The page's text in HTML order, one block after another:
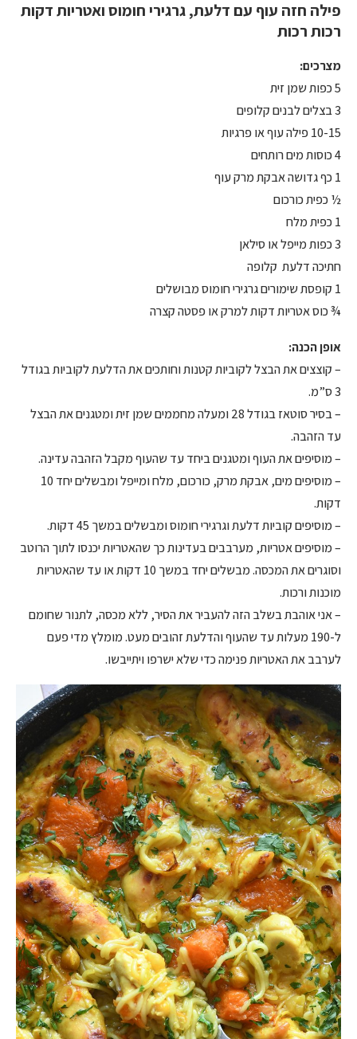
פילה חזה עוף עם דלעת, גרגירי חומוס ואטריות דקות
רכות רכות
מצרכים:
5 כפות שמן זית
3 בצלים לבנים קלופים
10-15 פילה עוף או פרגיות
4 כוסות מים רותחים
1 כף גדושה אבקת מרק עוף
½ כפית כורכום
1 כפית מלח
3 כפות מייפל או סילאן
חתיכה דלעת קלופה
1 קופסת שימורים גרגירי חומוס מבושלים
¾ כוס אטריות דקות למרק או פסטה קצרה
אופן הכנה:
– קוצצים את הבצל לקוביות קטנות וחותכים את הדלעת לקוביות בגודל
3 ס”מ.
– בסיר סוטאז בגודל 28 ומעלה מחממים שמן זית ומטגנים את הבצל
עד הזהבה.
– מוסיפים את העוף ומטגנים ביחד עד שהעוף מקבל הזהבה עדינה.
– מוסיפים מים, אבקת מרק, כורכום, מלח ומייפל ומבשלים יחד 10
דקות.
– מוסיפים קוביות דלעת וגרגירי חומוס ומבשלים במשך 45 דקות.
– מוסיפים אטריות, מערבבים בעדינות כך שהאטריות יכנסו לתוך הרוטב
וסוגרים את המכסה. מבשלים יחד במשך 10 דקות או עד שהאטריות
מוכנות ורכות.
– אני אוהבת בשלב הזה להעביר את הסיר, ללא מכסה, לתנור שחומם
ל-190 מעלות עד שהעוף והדלעת זהובים מעט. מומלץ מדי פעם
לערבב את האטריות פנימה כדי שלא ישרפו ויתייבשו.